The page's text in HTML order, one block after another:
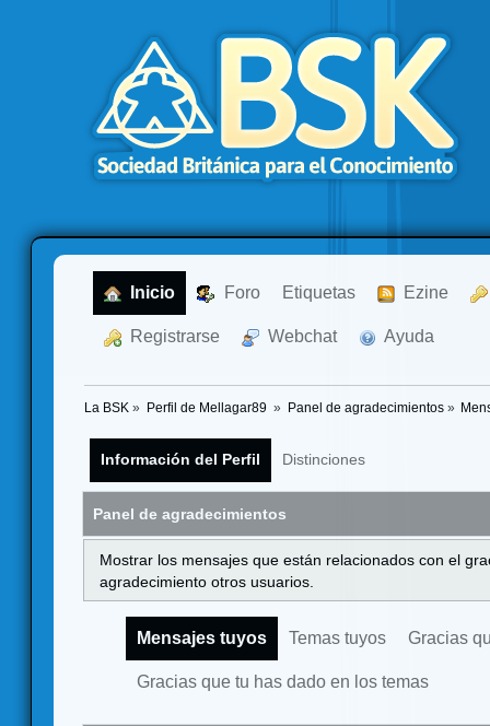
Inicio Foro Etiquetas Ezine
Registrarse Webchat Ayuda
La BSK » Perfil de Mellagar89 » Panel de agradecimientos»
Información del Perfil Distinciones
Panel de agradecimientos
Mostrar los mensajes que están relacionados con el
agradecimiento otros usuarios.
Mensajes tuyos Temas tuyos Gracias
Gracias que tu has dado en los temas